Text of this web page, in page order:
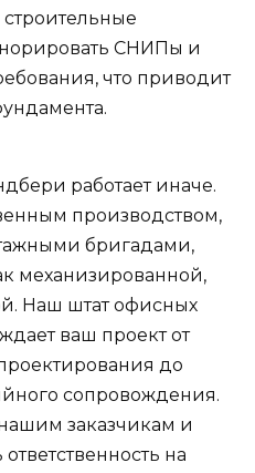
СНИПы и
что приводит
работает иначе.
производством,
бригадами,
механизированной,
Наш штат офисных
ваш проект от
до
сопровождения.
заказчикам и
на